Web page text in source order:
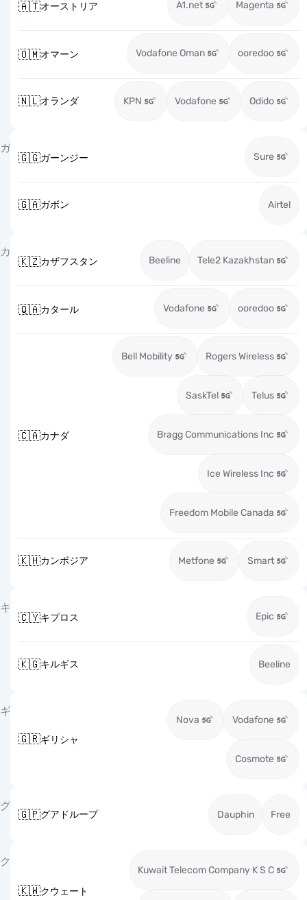
🇦🇹オーストリア A1.net Magenta
🇴🇲オマーン Vodafone Oman ooredoo
🇳🇱オランダ KPN Vodafone Odido
ガ
🇬🇬ガーンジー Sure
🇬🇦ガボン Airtel
カ
🇰🇿カザフスタン Beeline Tele2 Kazakhstan
🇶🇦カタール Vodafone ooredoo
🇨🇦カナダ
Bell Mobility Rogers Wireless
SaskTel Telus
Bragg Communications Inc
Ice Wireless Inc
Freedom Mobile Canada
🇰🇭カンボジア Metfone Smart
キ
🇨🇾キプロス Epic
🇰🇬キルギス Beeline
ギ
🇬🇷ギリシャ
Nova Vodafone
Cosmote
グ
🇬🇵グアドループ Dauphin Free
ク
🇰🇼クウェート
Kuwait Telecom Company K S C